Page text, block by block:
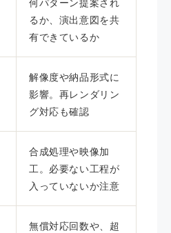
何パターン提案され
るか、演出意図を共
有できているか
解像度や納品形式に
影響。再レンダリン
グ対応も確認
合成処理や映像加
工。必要ない工程が
入っていないか注意
無償対応回数や、超